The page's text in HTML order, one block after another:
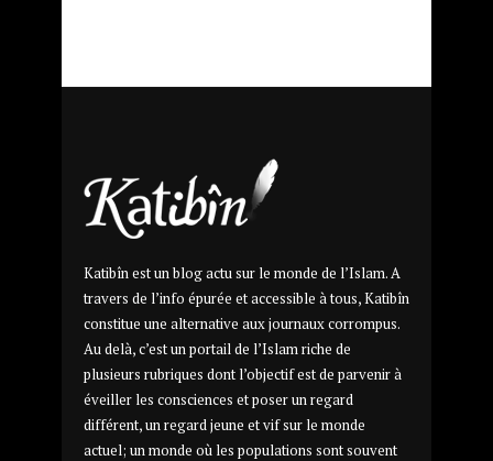
Katibîn est un blog actu sur le monde de l’Islam. A
travers de l’info épurée et accessible à tous, Katibîn
constitue une alternative aux journaux corrompus.
Au delà, c’est un portail de l’Islam riche de
plusieurs rubriques dont l’objectif est de parvenir à
éveiller les consciences et poser un regard
différent, un regard jeune et vif sur le monde
actuel; un monde où les populations sont souvent